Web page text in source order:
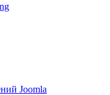
Joomla